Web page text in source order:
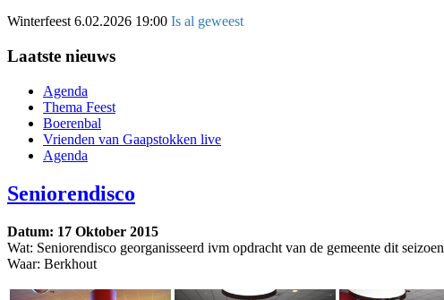
Winterfeest 6.02.2026 19:00 Is al geweest
Laatste nieuws
Agenda
Thema Feest
Boerenbal
Vrienden van Gaapstokken live
Agenda
Seniorendisco
Datum: 17 Oktober 2015
Wat: Seniorendisco georganisseerd ivm opdracht van de gemeente dit seizoen
Waar: Berkhout